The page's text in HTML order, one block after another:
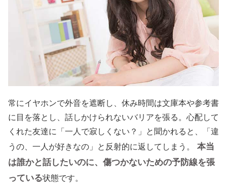
常にイヤホンで外音を遮断し、休み時間は文庫本や参考書
に目を落とし、話しかけられないバリアを張る。心配して
くれた友達に「一人で寂しくない？」と聞かれると、「違
うの、一人が好きなの」と反射的に返してしまう。
本当
は誰かと話したいのに、傷つかないための予防線を張
っている状態です。